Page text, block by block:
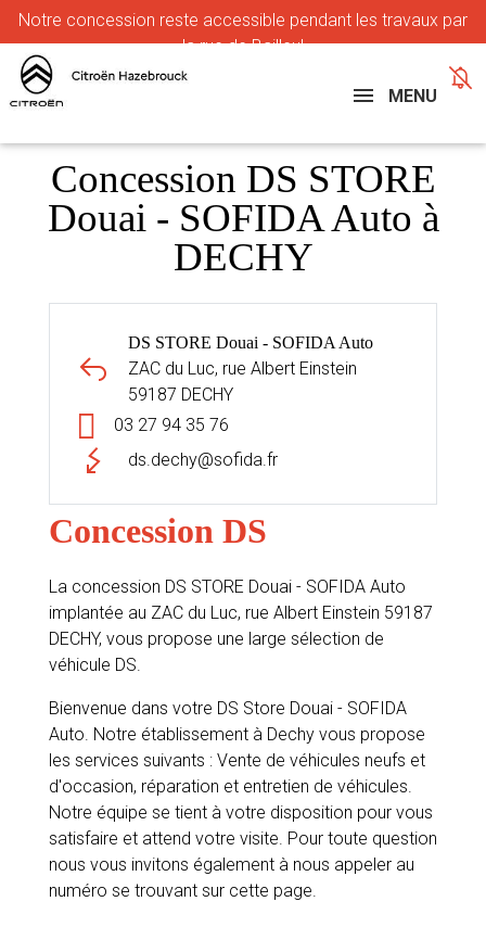
Notre concession reste accessible pendant les travaux par
la rue de Bailleul
MENU
Concession DS STORE
Douai - SOFIDA Auto à
DECHY
DS STORE Douai - SOFIDA Auto
ZAC du Luc, rue Albert Einstein
59187 DECHY
03 27 94 35 76
ds.dechy@sofida.fr
Concession DS
La concession DS STORE Douai - SOFIDA Auto
implantée au ZAC du Luc, rue Albert Einstein 59187
DECHY, vous propose une large sélection de
véhicule DS.
Bienvenue dans votre DS Store Douai - SOFIDA
Auto. Notre établissement à Dechy vous propose
les services suivants : Vente de véhicules neufs et
d'occasion, réparation et entretien de véhicules.
Notre équipe se tient à votre disposition pour vous
satisfaire et attend votre visite. Pour toute question
nous vous invitons également à nous appeler au
numéro se trouvant sur cette page.